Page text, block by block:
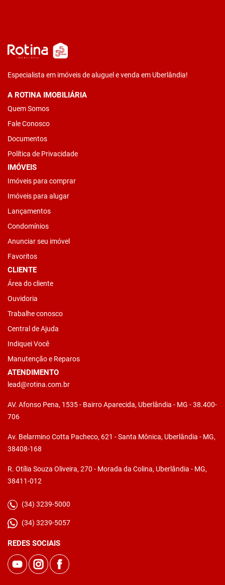
Especialista em imóveis de aluguel e venda em Uberlândia!
A ROTINA IMOBILIÁRIA
Quem Somos
Fale Conosco
Documentos
Política de Privacidade
IMÓVEIS
Imóveis para comprar
Imóveis para alugar
Lançamentos
Condomínios
Anunciar seu imóvel
Favoritos
CLIENTE
Área do cliente
Ouvidoria
Trabalhe conosco
Central de Ajuda
Indiquei Você
Manutenção e Reparos
ATENDIMENTO
lead@rotina.com.br
AV. Afonso Pena, 1535 - Bairro Aparecida, Uberlândia - MG - 38.400-
706
Av. Belarmino Cotta Pacheco, 621 - Santa Mônica, Uberlândia - MG,
38408-168
R. Otília Souza Oliveira, 270 - Morada da Colina, Uberlândia - MG,
38411-012
(34) 3239-5000
(34) 3239-5057
REDES SOCIAIS